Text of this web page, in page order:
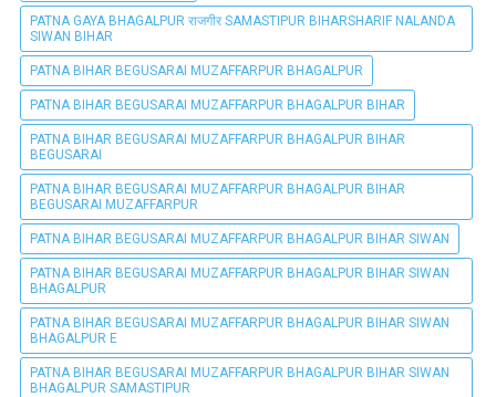
PATNA GAYA BHAGALPUR राजगीर SAMASTIPUR BIHARSHARIF NALANDA
SIWAN BIHAR
PATNA BIHAR BEGUSARAI MUZAFFARPUR BHAGALPUR
PATNA BIHAR BEGUSARAI MUZAFFARPUR BHAGALPUR BIHAR
PATNA BIHAR BEGUSARAI MUZAFFARPUR BHAGALPUR BIHAR
BEGUSARAI
PATNA BIHAR BEGUSARAI MUZAFFARPUR BHAGALPUR BIHAR
BEGUSARAI MUZAFFARPUR
PATNA BIHAR BEGUSARAI MUZAFFARPUR BHAGALPUR BIHAR SIWAN
PATNA BIHAR BEGUSARAI MUZAFFARPUR BHAGALPUR BIHAR SIWAN
BHAGALPUR
PATNA BIHAR BEGUSARAI MUZAFFARPUR BHAGALPUR BIHAR SIWAN
BHAGALPUR E
PATNA BIHAR BEGUSARAI MUZAFFARPUR BHAGALPUR BIHAR SIWAN
BHAGALPUR SAMASTIPUR